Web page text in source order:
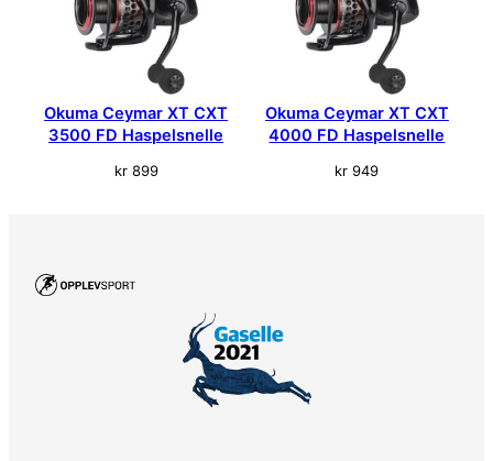
Okuma Ceymar XT CXT
3500 FD Haspelsnelle
kr899
Okuma Ceymar XT CXT
4000 FD Haspelsnelle
kr 949